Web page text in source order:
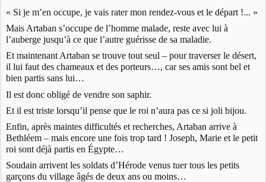
« Si je m’en occupe, je vais rater mon rendez-vous et le départ !... »
Mais Artaban s’occupe de l’homme malade, reste avec lui à
l’auberge jusqu’à ce que l’autre guérisse de sa maladie.
Et maintenant Artaban se trouve tout seul – pour traverser le désert,
il lui faut des chameaux et des porteurs…, car ses amis sont bel et
bien partis sans lui…
Il est donc obligé de vendre son saphir.
Et il est triste lorsqu’il pense que le roi n’aura pas ce si joli bijou.
Enfin, après maintes difficultés et recherches, Artaban arrive à
Bethléem – mais encore une fois trop tard ! Joseph, Marie et le petit
roi sont déjà partis en Égypte…
Soudain arrivent les soldats d’Hérode venus tuer tous les petits
garçons du village âgés de deux ans ou moins…